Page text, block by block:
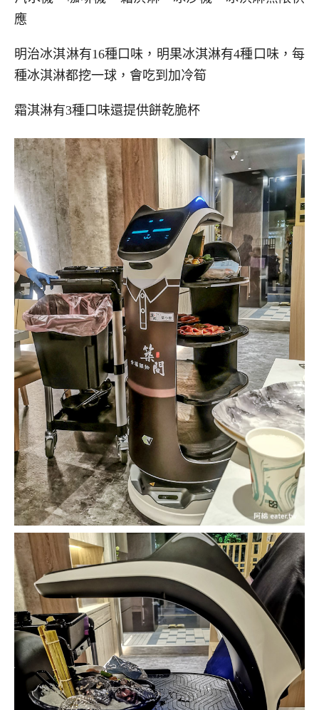
應
明治冰淇淋有16種口味，明果冰淇淋有4種口味，每
種冰淇淋都挖一球，會吃到加冷筍
霜淇淋有3種口味還提供餅乾脆杯